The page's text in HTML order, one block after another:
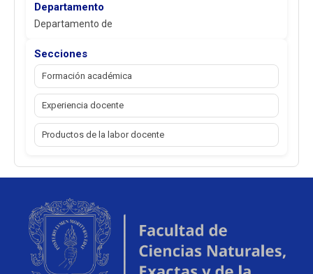
Departamento
Departamento de
Secciones
Formación académica
Experiencia docente
Productos de la labor docente